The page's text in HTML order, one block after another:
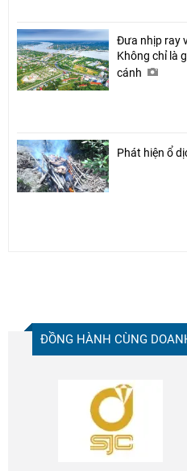
Đưa nhịp ray
Không chỉ là
cánh
Phát hiện ổ
ĐỒNG HÀNH CÙNG